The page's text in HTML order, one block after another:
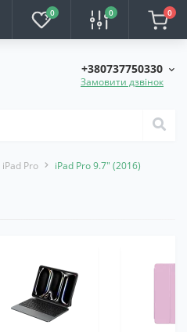
0 0 0
+380737750330
Замовити дзвінок
iPad Pro iPad Pro 9.7" (2016)